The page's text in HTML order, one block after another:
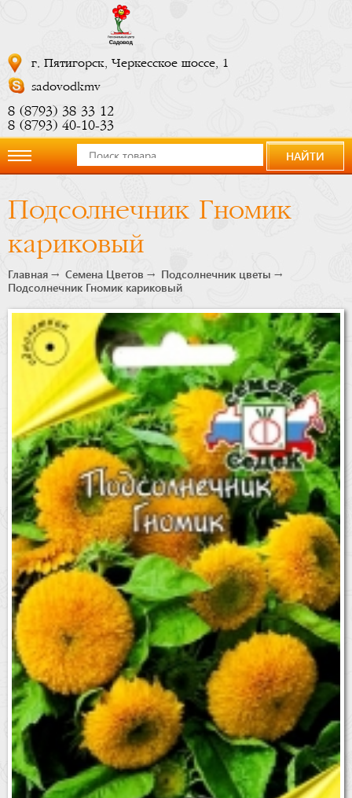
г. Пятигорск, Черкесское шоссе, 1
sadovodkmv
8 (8793) 38 33 12
8 (8793) 40-10-33
компании
Новости
сейчас
Бренды
Доставка
Оптовикам
НАЙТИ
Подсолнечник Гномик
кариковый
Главная Семена Цветов
Подсолнечник цветы
Подсолнечник Гномик кариковый